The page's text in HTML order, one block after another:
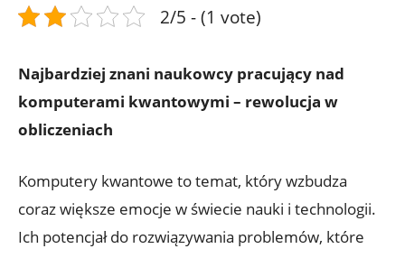
2/5 - (1 vote)
Najbardziej znani naukowcy pracujący nad
komputerami kwantowymi – rewolucja w
obliczeniach
Komputery kwantowe to temat, który wzbudza
coraz większe emocje w świecie nauki i technologii.
Ich potencjał do rozwiązywania problemów, które